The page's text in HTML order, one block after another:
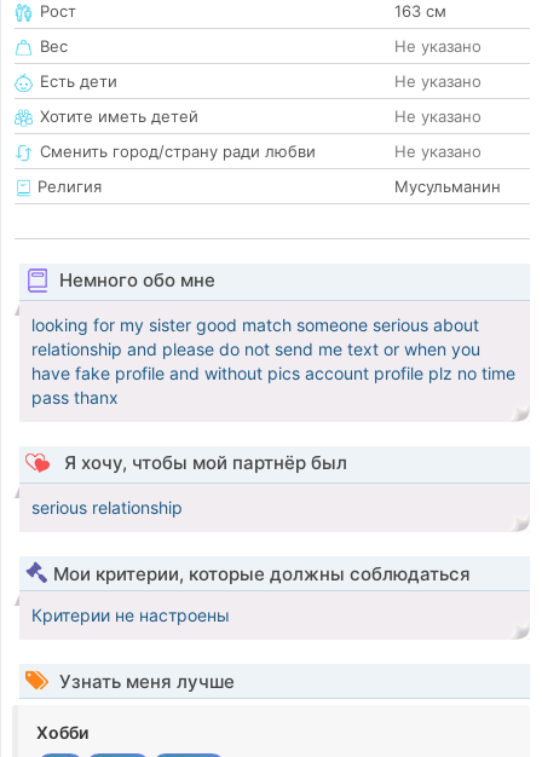
Рост
163 см
Вес
Не указано
Есть дети
Не указано
Хотите иметь детей
Не указано
Сменить город/страну ради любви
Не указано
Религия
Мусульманин
Немного обо мне
looking for my sister good match someone serious about
relationship and please do not send me text or when you
have fake profile and without pics account profile plz no time
pass thanx
Я хочу, чтобы мой партнёр был
serious relationship
Мои критерии, которые должны соблюдаться
Критерии не настроены
Узнать меня лучше
Хобби